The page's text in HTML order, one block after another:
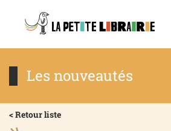
Les nouveautés
< Retour liste